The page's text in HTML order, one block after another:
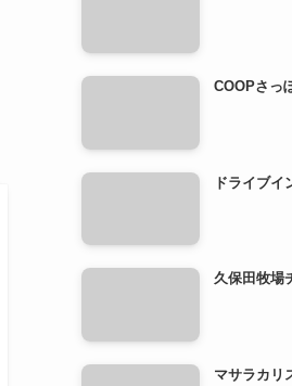
COOPさっ
ドライブイ
久保田牧場
マサラカリ